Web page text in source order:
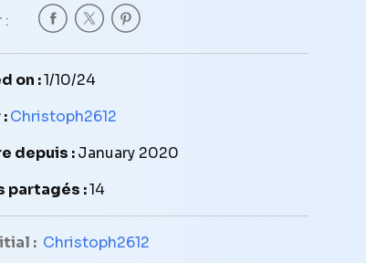
:
on :1/10/24
Christoph2612
depuis :January 2020
partagés :14
: Christoph2612